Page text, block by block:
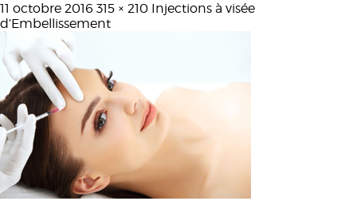
11 octobre 2016 315 × 210 Injections à visée
d’Embellissement